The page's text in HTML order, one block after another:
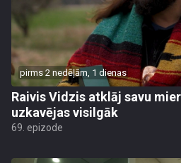
pirms 2 nedēļām, 1 dienas
Raivis Vidzis atklāj savu
uzkavējas visilgāk
69. epizode